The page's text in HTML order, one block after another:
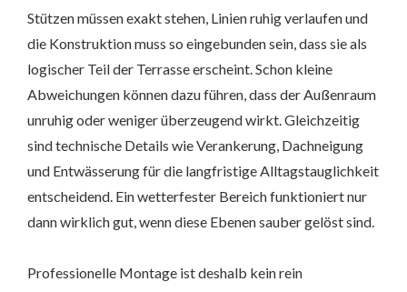
Stützen müssen exakt stehen, Linien ruhig verlaufen und
die Konstruktion muss so eingebunden sein, dass sie als
logischer Teil der Terrasse erscheint. Schon kleine
Abweichungen können dazu führen, dass der Außenraum
unruhig oder weniger überzeugend wirkt. Gleichzeitig
sind technische Details wie Verankerung, Dachneigung
und Entwässerung für die langfristige Alltagstauglichkeit
entscheidend. Ein wetterfester Bereich funktioniert nur
dann wirklich gut, wenn diese Ebenen sauber gelöst sind.
Professionelle Montage ist deshalb kein rein